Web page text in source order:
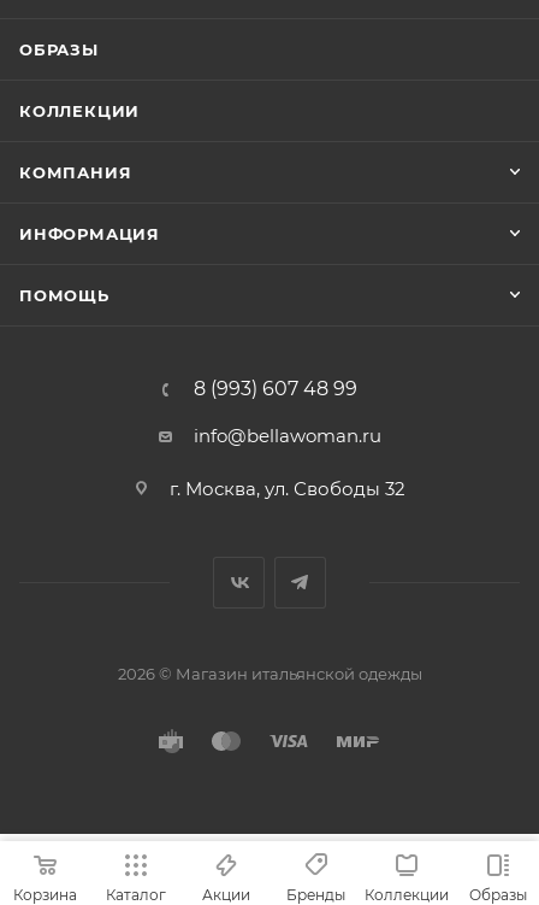
ОБРАЗЫ
КОЛЛЕКЦИИ
КОМПАНИЯ
ИНФОРМАЦИЯ
ПОМОЩЬ
8 (993) 607 48 99
info@bellawoman.ru
г. Москва, ул. Свободы 32
2026 © Магазин итальянской одежды
Корзина Каталог Акции Бренды Коллекции Образы